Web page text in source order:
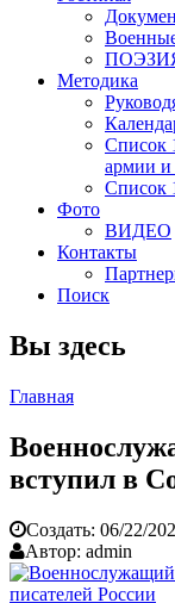
Методика
Список
армии и
Список
Фото
ВИДЕО
Контакты
Поиск
Вы здесь
Главная
вступил в
Создать: 06/22/
Автор: admin